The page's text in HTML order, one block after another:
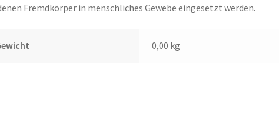
Fremdkörper in menschliches Gewebe eingesetzt werden.
0,00 kg